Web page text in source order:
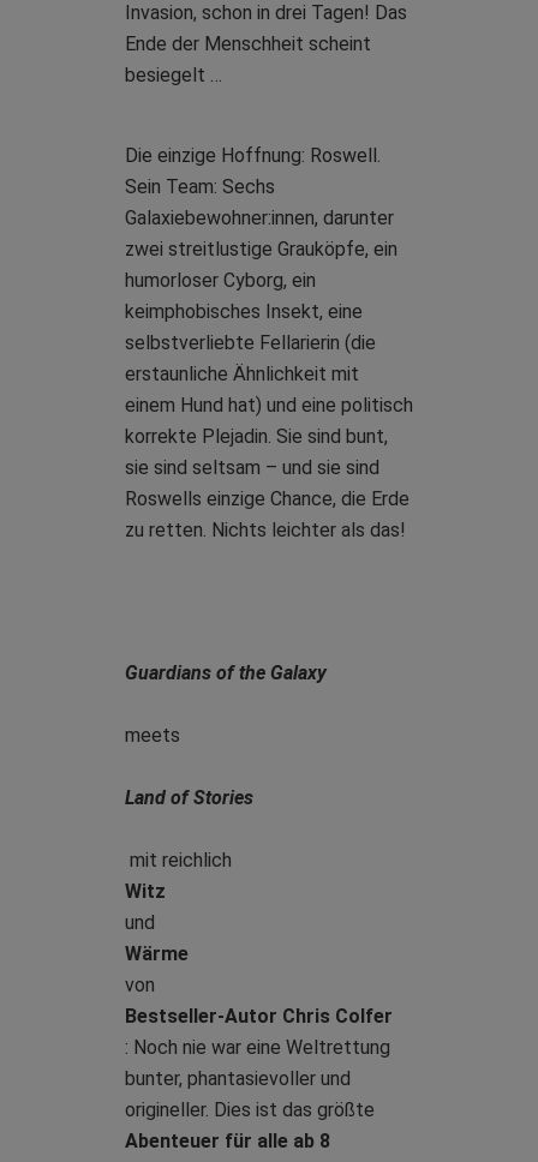
Invasion, schon in drei Tagen! Das
Ende der Menschheit scheint
besiegelt …
Die einzige Hoffnung: Roswell.
Sein Team: Sechs
Galaxiebewohner:innen, darunter
zwei streitlustige Grauköpfe, ein
humorloser Cyborg, ein
keimphobisches Insekt, eine
selbstverliebte Fellarierin (die
erstaunliche Ähnlichkeit mit
einem Hund hat) und eine politisch
korrekte Plejadin. Sie sind bunt,
sie sind seltsam – und sie sind
Roswells einzige Chance, die Erde
zu retten. Nichts leichter als das!
Guardians of the Galaxy
meets
Land of Stories
mit reichlich
Witz
und
Wärme
von
Bestseller-Autor Chris Colfer
: Noch nie war eine Weltrettung
bunter, phantasievoller und
origineller. Dies ist das größte
Abenteuer für alle ab 8